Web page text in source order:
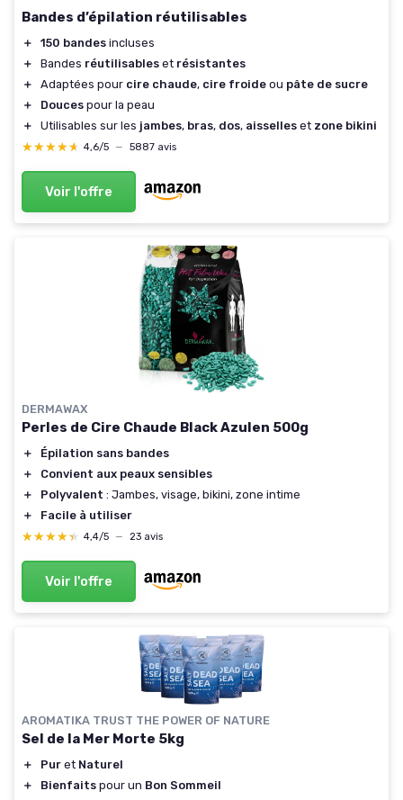
Bandes d’épilation réutilisables
＋ 150 bandes incluses
＋
Bandes réutilisables et résistantes
＋
Adaptées pour cire chaude, cire froide ou pâte de sucre
＋
Douces pour la peau
＋
Utilisables sur les jambes, bras, dos, aisselles et zone bikini
★★★★★
★★★★★ 4,6/5 — 5887 avis
Voir l'offre
DERMAWAX
Perles de Cire Chaude Black Azulen 500g
＋
Épilation sans bandes
＋
Convient aux peaux sensibles
＋
Polyvalent : Jambes, visage, bikini, zone intime
＋
Facile à utiliser
★★★★★
★★★★★ 4,4/5 — 23 avis
Voir l'offre
AROMATIKA TRUST THE POWER OF NATURE
Sel de la Mer Morte 5kg
＋ Pur et Naturel
＋
Bienfaits pour un Bon Sommeil